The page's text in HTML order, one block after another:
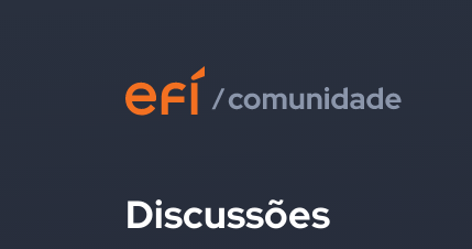
Discussões